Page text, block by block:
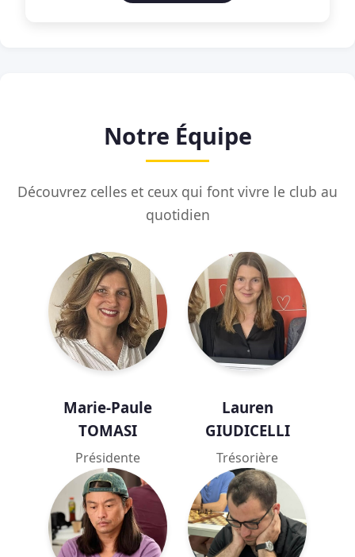
Notre Équipe
Découvrez celles et ceux qui font vivre le club au
quotidien
Marie-Paule
TOMASI
Présidente
Lauren
GIUDICELLI
Trésorière